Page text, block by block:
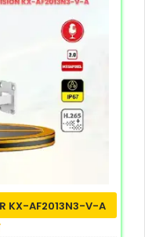
KX-AF2013N3-V-A